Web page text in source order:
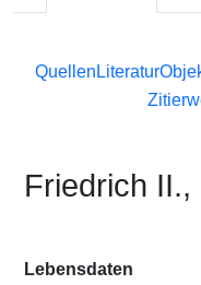
Quellen Literatur
Friedrich
Lebensdaten